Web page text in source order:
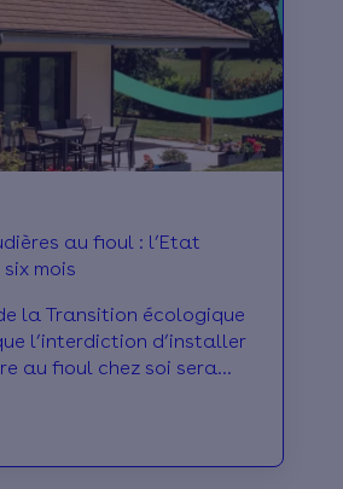
au fioul : l’Etat
mois
la Transition écologique
l’interdiction d’installer
au fioul chez soi sera